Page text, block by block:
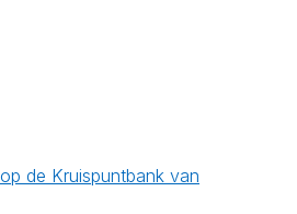
de Kruispuntbank van